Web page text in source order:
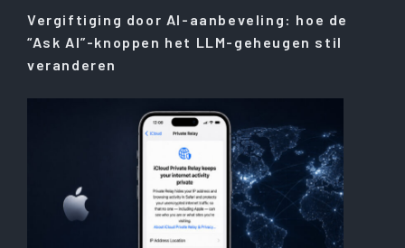
Vergiftiging door AI-aanbeveling: hoe de
“Ask AI”-knoppen het LLM-geheugen stil
veranderen